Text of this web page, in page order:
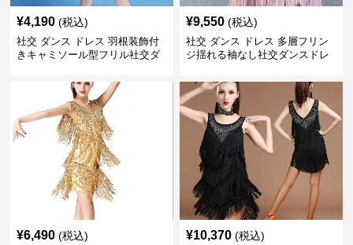
¥4,190 (税込)
社交 ダンス ドレス 羽根装飾付
きキャミソール型フリル社交ダ
¥9,550 (税込)
社交 ダンス ドレス 多層フリン
ジ揺れる袖なし社交ダンスドレ
¥6,490 (税込) ¥10,370 (税込)